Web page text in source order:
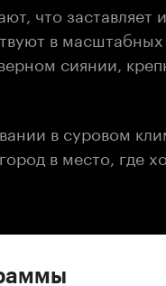
что заставляет
в масштабных
сиянии,
в суровом
в место, где